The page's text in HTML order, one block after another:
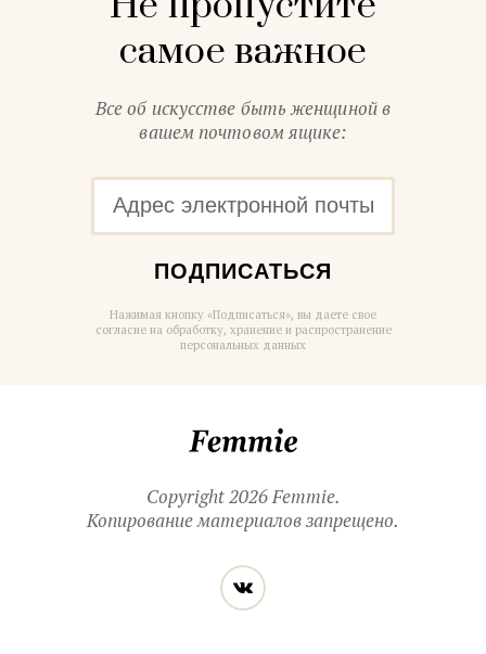
самое важное
Все об искусстве быть женщиной в
вашем почтовом ящике:
ПОДПИСАТЬСЯ
Нажимая кнопку «Подписаться», вы даете свое
согласие на обработку, хранение и распространение
персональных данных
Copyright 2026 Femmie.
Копирование материалов запрещено.
Читайте
нас
в социальных